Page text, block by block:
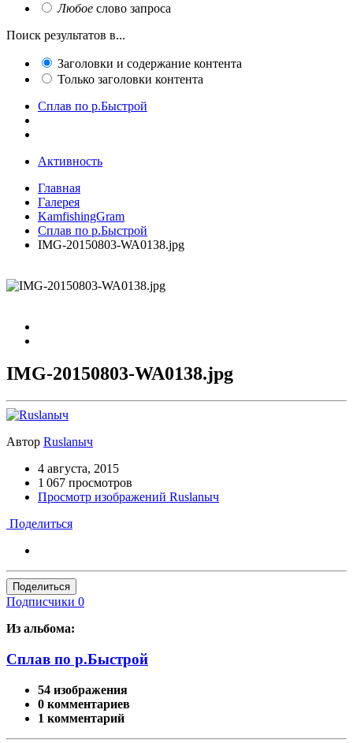
Любое слово запроса
Поиск результатов в...
Заголовки и содержание контента
Только заголовки контента
Сплав по р.Быстрой
Активность
Главная
Галерея
KamfishingGram
Сплав по р.Быстрой
IMG-20150803-WA0138.jpg
IMG-20150803-WA0138.jpg
Автор Ruslanыч
4 августа, 2015
1 067 просмотров
Просмотр изображений Ruslanыч
Поделиться
Поделиться
Подписчики 0
Из альбома:
Сплав по р.Быстрой
54 изображения
0 комментариев
1 комментарий